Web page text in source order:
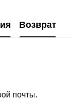
Возврат
почты.